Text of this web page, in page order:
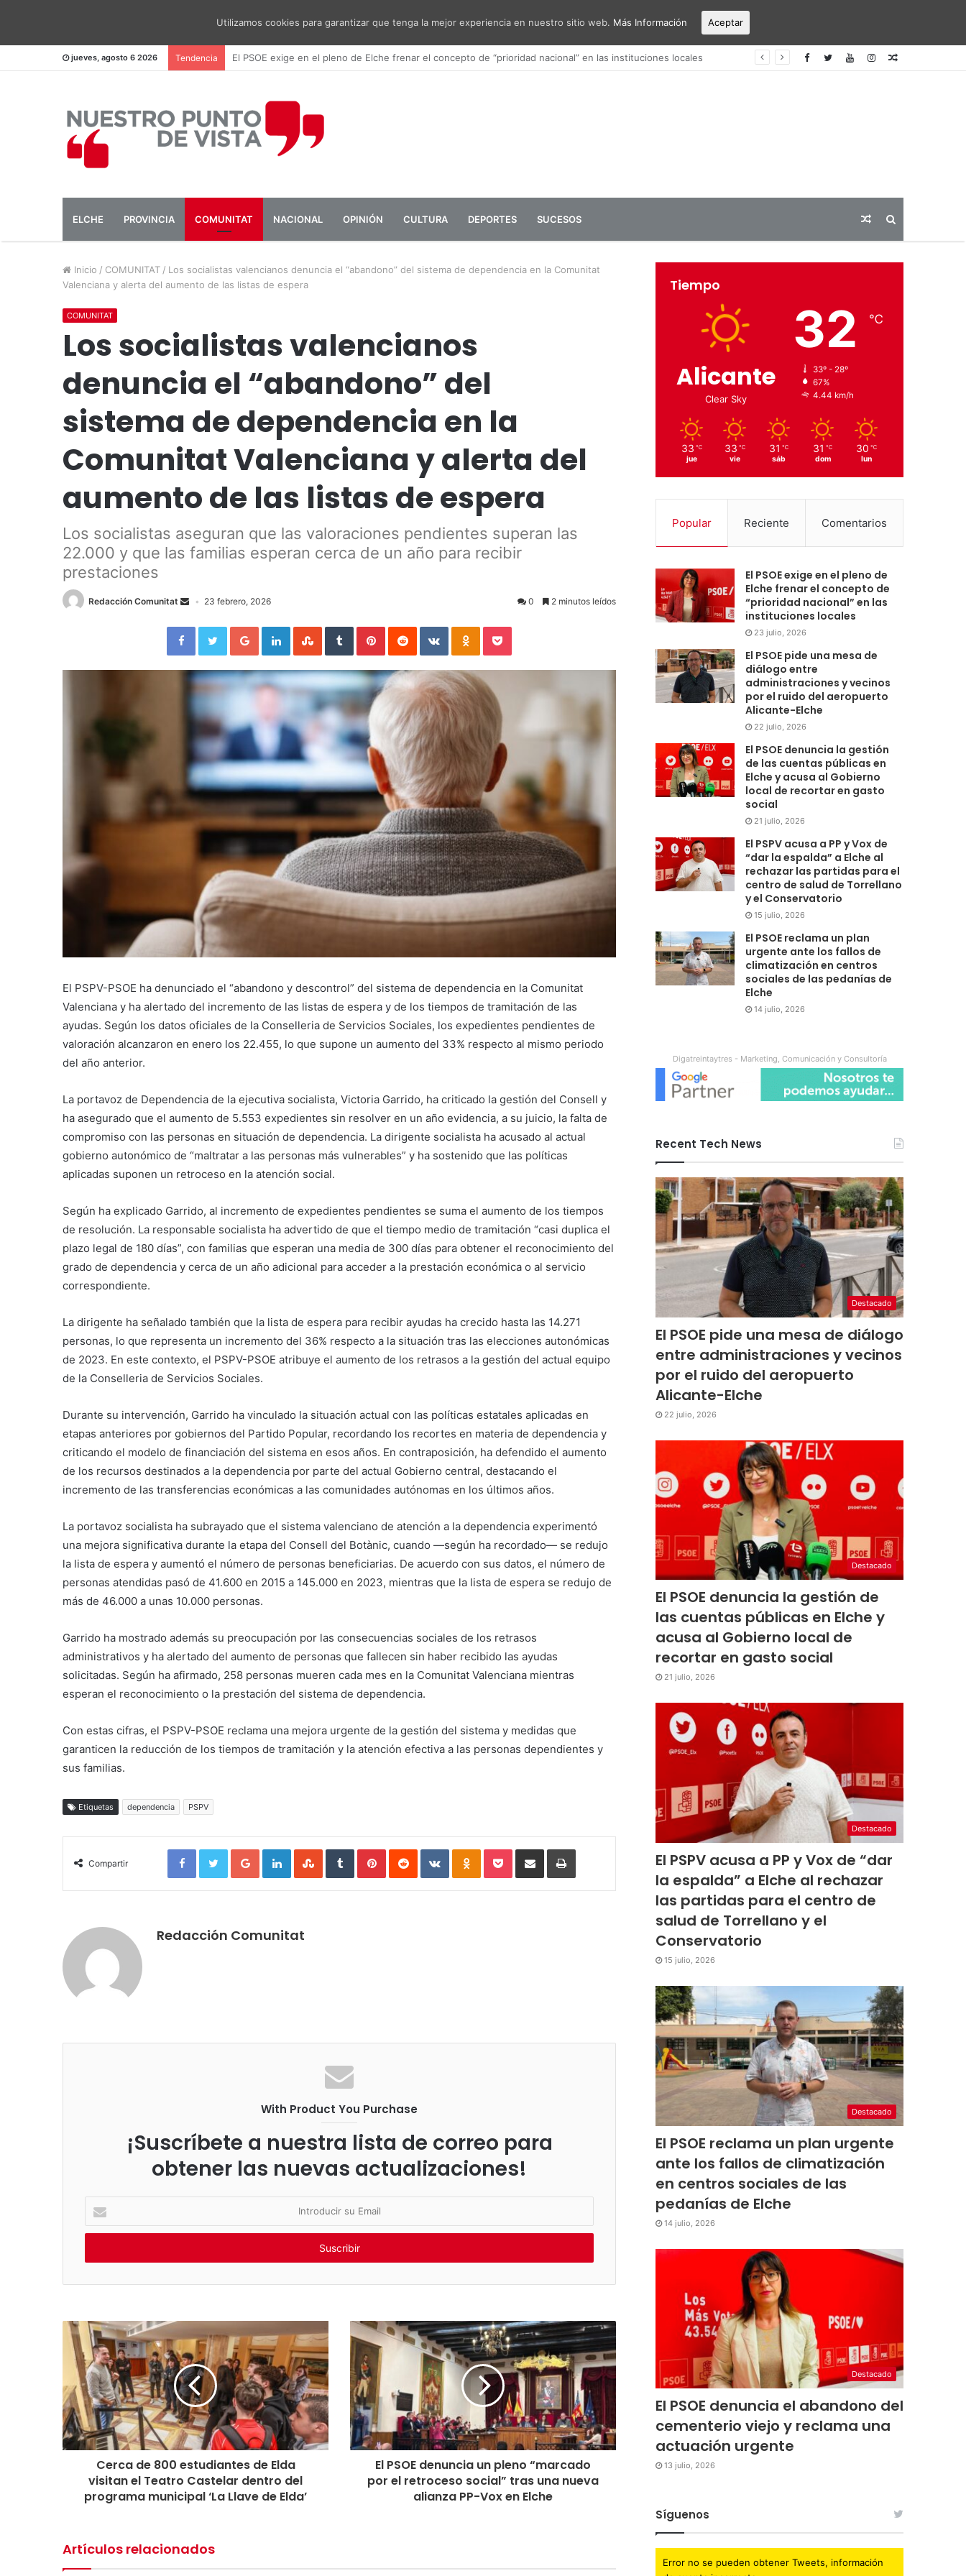
jueves, agosto 6 2026 Tendencia El PSOE pide una mesa de diálogo entre administraciones y vecinos por el ruido del aeropuerto Alicante-Elche Articulo
ELCHE PROVINCIA COMUNITAT NACIONAL OPINIÓN CULTURA DEPORTES SUCESOS Articulo
aleatorio
Inicio / COMUNITAT / Los socialistas valencianos denuncia el “abandono” del sistema de dependencia en la Comunitat
Valenciana y alerta del aumento de las listas de espera
COMUNITAT
Los socialistas valencianos
denuncia el “abandono” del
sistema de dependencia en la
Comunitat Valenciana y alerta del
aumento de las listas de espera
Los socialistas aseguran que las valoraciones pendientes superan las
22.000 y que las familias esperan cerca de un año para recibir
prestaciones
Redacción Comunitat 23 febrero, 2026 0 2 minutos leídos
Facebook Twitter Google+ LinkedIn StumbleUpon Tumblr Pinterest Reddit VKontakte
El PSPV-PSOE ha denunciado el “abandono y descontrol” del sistema de dependencia en la Comunitat
Valenciana y ha alertado del incremento de las listas de espera y de los tiempos de tramitación de las
ayudas. Según los datos oficiales de la Conselleria de Servicios Sociales, los expedientes pendientes de
valoración alcanzaron en enero los 22.455, lo que supone un aumento del 33% respecto al mismo periodo
del año anterior.
La portavoz de Dependencia de la ejecutiva socialista, Victoria Garrido, ha criticado la gestión del Consell y
ha asegurado que el aumento de 5.553 expedientes sin resolver en un año evidencia, a su juicio, la falta de
compromiso con las personas en situación de dependencia. La dirigente socialista ha acusado al actual
gobierno autonómico de “maltratar a las personas más vulnerables” y ha sostenido que las políticas
aplicadas suponen un retroceso en la atención social.
Según ha explicado Garrido, al incremento de expedientes pendientes se suma el aumento de los tiempos
de resolución. La responsable socialista ha advertido de que el tiempo medio de tramitación “casi duplica el
plazo legal de 180 días”, con familias que esperan una media de 300 días para obtener el reconocimiento del
grado de dependencia y cerca de un año adicional para acceder a la prestación económica o al servicio
correspondiente.
La dirigente ha señalado también que la lista de espera para recibir ayudas ha crecido hasta las 14.271
personas, lo que representa un incremento del 36% respecto a la situación tras las elecciones autonómicas
de 2023. En este contexto, el PSPV-PSOE atribuye el aumento de los retrasos a la gestión del actual equipo
de la Conselleria de Servicios Sociales.
Durante su intervención, Garrido ha vinculado la situación actual con las políticas estatales aplicadas en
etapas anteriores por gobiernos del Partido Popular, recordando los recortes en materia de dependencia y
criticando el modelo de financiación del sistema en esos años. En contraposición, ha defendido el aumento
de los recursos destinados a la dependencia por parte del actual Gobierno central, destacando el
incremento de las transferencias económicas a las comunidades autónomas en los últimos años.
La portavoz socialista ha subrayado que el sistema valenciano de atención a la dependencia experimentó
una mejora significativa durante la etapa del Consell del Botànic, cuando —según ha recordado— se redujo
la lista de espera y aumentó el número de personas beneficiarias. De acuerdo con sus datos, el número de
personas atendidas pasó de 41.600 en 2015 a 145.000 en 2023, mientras que la lista de espera se redujo de
más de 46.000 a unas 10.000 personas.
Garrido ha mostrado además su preocupación por las consecuencias sociales de los retrasos
administrativos y ha alertado del aumento de personas que fallecen sin haber recibido las ayudas
solicitadas. Según ha afirmado, 258 personas mueren cada mes en la Comunitat Valenciana mientras
esperan el reconocimiento o la prestación del sistema de dependencia.
Con estas cifras, el PSPV-PSOE reclama una mejora urgente de la gestión del sistema y medidas que
garanticen la reducción de los tiempos de tramitación y la atención efectiva a las personas dependientes y
sus familias.
Etiquetas dependencia PSPV
Compartir
Facebook Twitter Google+ LinkedIn StumbleUpon Tumblr Pinterest Reddit VKontakte Pocket
Redacción Comunitat
With Product You Purchase
¡Suscríbete a nuestra lista de correo para
obtener las nuevas actualizaciones!
t
o
i
u
E
m
a
i
Cerca de 800 estudiantes de Elda
visitan el Teatro Castelar dentro del
programa municipal ‘La Llave de Elda’
El PSOE denuncia un pleno “marcado
por el retroceso social” tras una nueva
alianza PP-Vox en Elche
Artículos relacionados
Tiempo
Alicante
Clear Sky
32 ℃
33º - 28º
67%
4.44 km/h
33 ℃
jue
33 ℃
vie
31 ℃
sáb
31 ℃
dom
30 ℃
lun
Popular Reciente Comentarios
El PSOE exige en el pleno de
Elche frenar el concepto de
“prioridad nacional” en las
instituciones locales
23 julio, 2026
El PSOE pide una mesa de
diálogo entre
administraciones y vecinos
por el ruido del aeropuerto
Alicante-Elche
22 julio, 2026
El PSOE denuncia la gestión
de las cuentas públicas en
Elche y acusa al Gobierno
local de recortar en gasto
social
21 julio, 2026
El PSPV acusa a PP y Vox de
“dar la espalda” a Elche al
rechazar las partidas para el
centro de salud de Torrellano
y el Conservatorio
15 julio, 2026
El PSOE reclama un plan
urgente ante los fallos de
climatización en centros
sociales de las pedanías de
Elche
14 julio, 2026
Digatreintaytres - Marketing, Comunicación y Consultoría
Recent Tech News
Destacado
El PSOE pide una mesa de diálogo
entre administraciones y vecinos
por el ruido del aeropuerto
Alicante-Elche
22 julio, 2026
Destacado
El PSOE denuncia la gestión de
las cuentas públicas en Elche y
acusa al Gobierno local de
recortar en gasto social
21 julio, 2026
Destacado
El PSPV acusa a PP y Vox de “dar
la espalda” a Elche al rechazar
las partidas para el centro de
salud de Torrellano y el
Conservatorio
15 julio, 2026
Destacado
El PSOE reclama un plan urgente
ante los fallos de climatización
en centros sociales de las
pedanías de Elche
14 julio, 2026
Destacado
El PSOE denuncia el abandono del
cementerio viejo y reclama una
actuación urgente
13 julio, 2026
Síguenos
Error no se pueden obtener Tweets, información
Utilizamos cookies para garantizar que tenga la mejor experiencia en nuestro sitio web. Más Información Aceptar